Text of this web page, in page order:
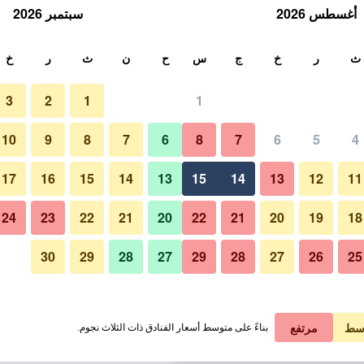
في الليلة
﷼ عرض الصفقة
﷼ عرض الصفقة
غرفة نوم
صور لـ هوتل أوني اسين، بوتيك- آند
أغسطس 2026
ث ر خ ج س
1
4
5
6
7
8
11
12
13
14
15
18
19
20
21
22
25
26
27
28
29
سبتمبر 2026
ح ن ث ر خ
1
2
3
6
7
8
9
10
13
14
15
16
17
20
21
22
23
24
27
28
29
30
مرتفع بناءً على متوسط أسعار الفنادق ذات الثلاث نجوم.